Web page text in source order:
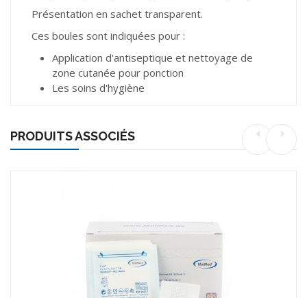
Présentation en sachet transparent.
Ces boules sont indiquées pour :
Application d'antiseptique et nettoyage de
zone cutanée pour ponction
Les soins d'hygiène
PRODUITS ASSOCIÉS